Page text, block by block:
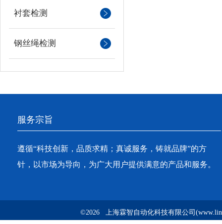
衬套检测
钢丝绳检测
服务宗旨
遵循“科技创新，品质求精；真诚服务，铸就品牌”的方
针，以市场为导向，为广大用户提供满意的产品和服务。
©2026 上海霖智自动化科技有限公司